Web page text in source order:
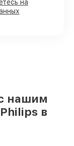
надёжные
на
нашим
в